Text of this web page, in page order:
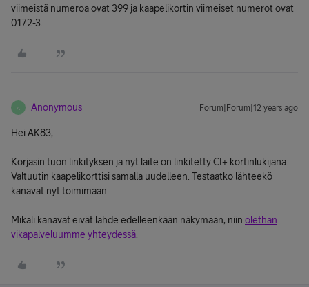
viimeistä numeroa ovat 399 ja kaapelikortin viimeiset numerot ovat
0172-3.
A Anonymous Forum|Forum|12 years ago
Hei AK83,
Korjasin tuon linkityksen ja nyt laite on linkitetty CI+ kortinlukijana.
Valtuutin kaapelikorttisi samalla uudelleen. Testaatko lähteekö
kanavat nyt toimimaan.
Mikäli kanavat eivät lähde edelleenkään näkymään, niin olethan
vikapalveluumme yhteydessä